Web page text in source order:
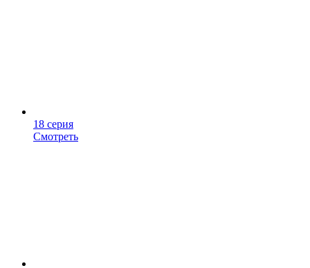
18 серия
Смотреть